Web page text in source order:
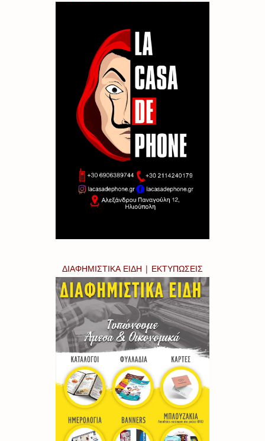
ΔΙΑΦΗΜΙΣΤΙΚΑ ΕΙΔΗ | ΕΚΤΥΠΩΣΕΙΣ